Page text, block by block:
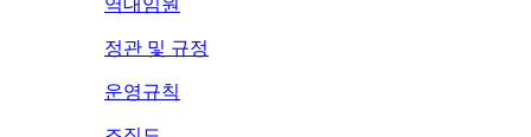
정관 및 규정
운영규칙